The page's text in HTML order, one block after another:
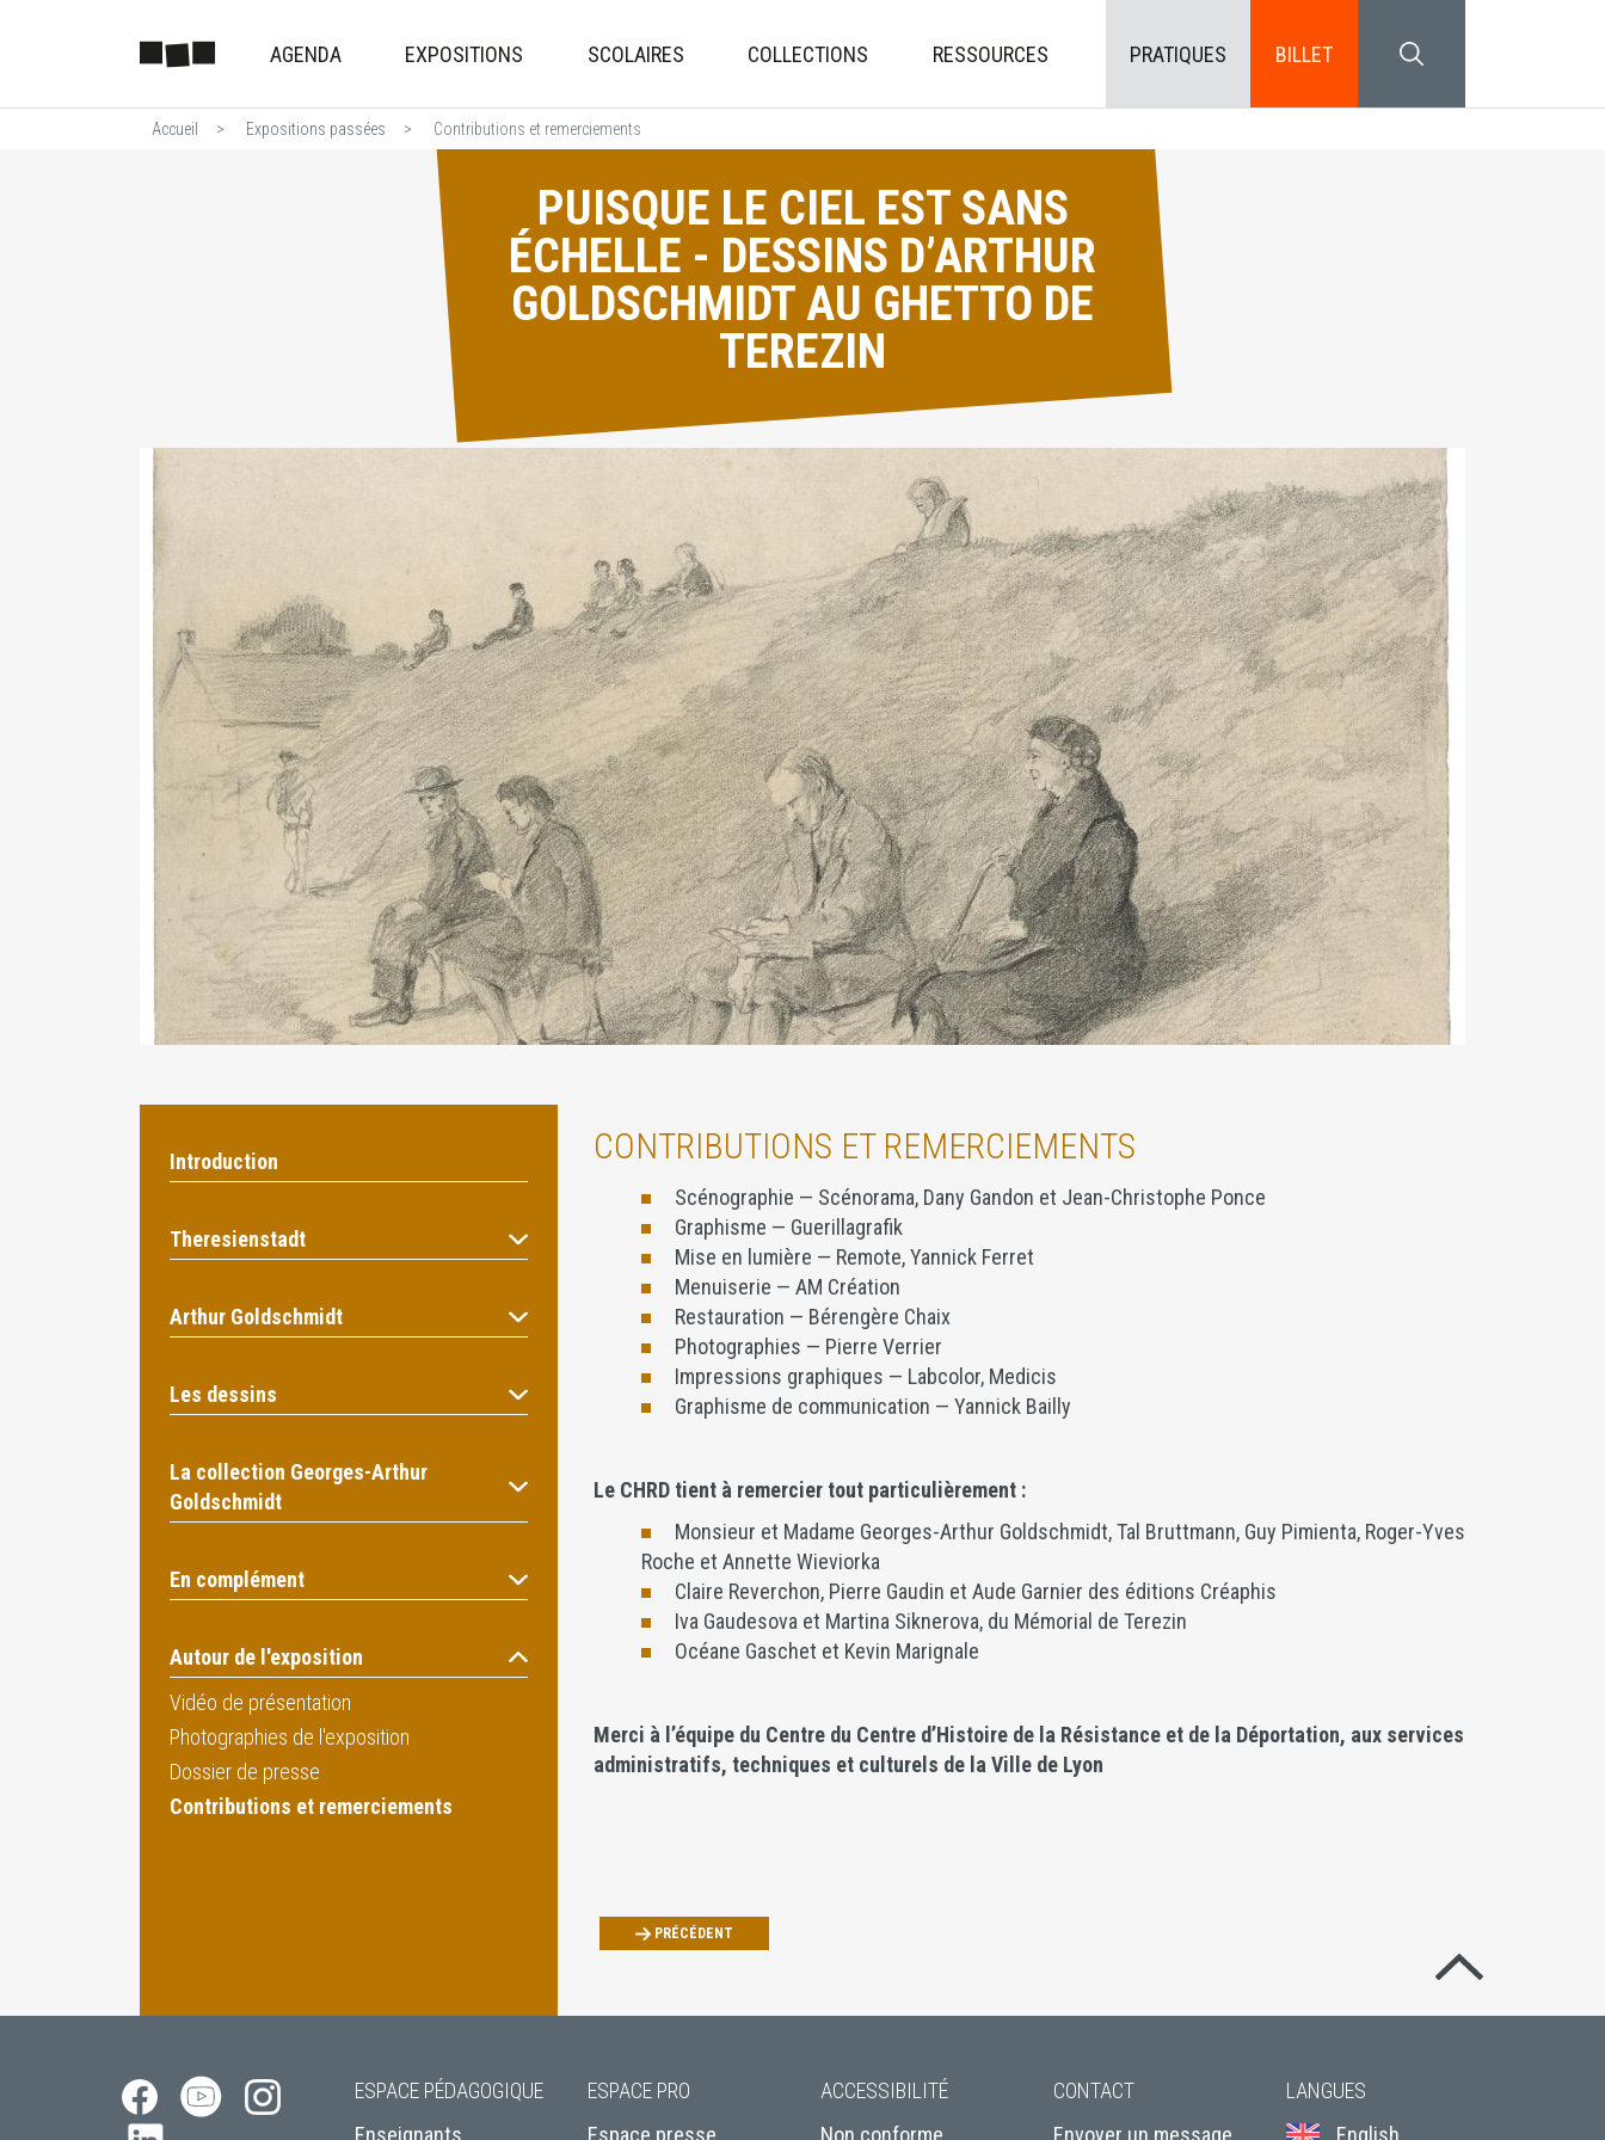
au
AGENDA EXPOSITIONS SCOLAIRES COLLECTIONS RESSOURCES PRATIQUES BILLET SEARCH BLOCK
Accueil Expositions passées Contributions et remerciements
PUISQUE LE CIEL EST SANS
ÉCHELLE - DESSINS D’ARTHUR
GOLDSCHMIDT AU GHETTO DE
TEREZIN
Introduction
Theresienstadt
Arthur Goldschmidt
Les dessins
La collection Georges-Arthur
Goldschmidt
En complément
Autour de l'exposition
Vidéo de présentation
Photographies de l'exposition
Dossier de presse
Contributions et remerciements
CONTRIBUTIONS ET REMERCIEMENTS
Scénographie — Scénorama, Dany Gandon et Jean-Christophe Ponce
Graphisme — Guerillagrafik
Mise en lumière — Remote, Yannick Ferret
Menuiserie — AM Création
Restauration — Bérengère Chaix
Photographies — Pierre Verrier
Impressions graphiques — Labcolor, Medicis
Graphisme de communication — Yannick Bailly
Le CHRD tient à remercier tout particulièrement :
Monsieur et Madame Georges-Arthur Goldschmidt, Tal Bruttmann, Guy Pimienta, Roger-Yves
Roche et Annette Wieviorka
Claire Reverchon, Pierre Gaudin et Aude Garnier des éditions Créaphis
Iva Gaudesova et Martina Siknerova, du Mémorial de Terezin
Océane Gaschet et Kevin Marignale
Merci à l’équipe du Centre du Centre d’Histoire de la Résistance et de la Déportation, aux services
administratifs, techniques et culturels de la Ville de Lyon
PRÉCÉDENT
ESPACE PÉDAGOGIQUE
Enseignants
ESPACE PRO
Espace presse
ACCESSIBILITÉ
Non conforme
CONTACT
Envoyer un message
LANGUES
English